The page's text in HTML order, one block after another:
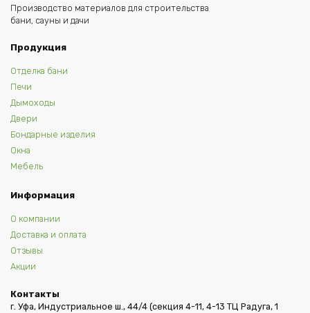
Производство материалов для строительства
бани, сауны и дачи
Продукция
Отделка бани
Печи
Дымоходы
Двери
Бондарные изделия
Окна
Мебель
Информация
О компании
Доставка и оплата
Отзывы
Акции
Контакты
г. Уфа, Индустриальное ш., 44/4 (секция 4-11, 4-13 ТЦ Радуга, 1